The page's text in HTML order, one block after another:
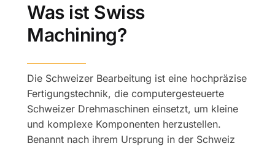
Was ist Swiss
Machining?
——————
Die Schweizer Bearbeitung ist eine hochpräzise
Fertigungstechnik, die computergesteuerte
Schweizer Drehmaschinen einsetzt, um kleine
und komplexe Komponenten herzustellen.
Benannt nach ihrem Ursprung in der Schweiz